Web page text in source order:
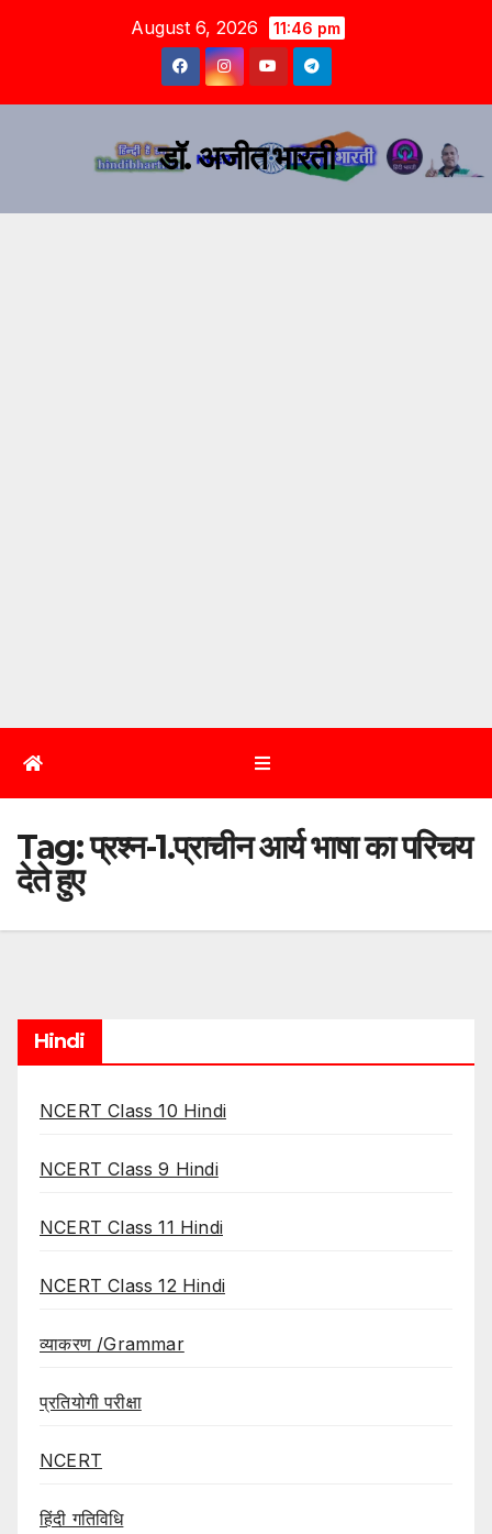
August 6, 2026 11:46 pm
डॉ. अजीत भारती
Tag:प्रश्न-1.प्राचीन आर्य भाषा का परिचय
देते हुए
Hindi
NCERT Class 10 Hindi
NCERT Class 9 Hindi
NCERT Class 11 Hindi
NCERT Class 12 Hindi
व्याकरण /Grammar
प्रतियोगी परीक्षा
NCERT
हिंदी गतिविधि